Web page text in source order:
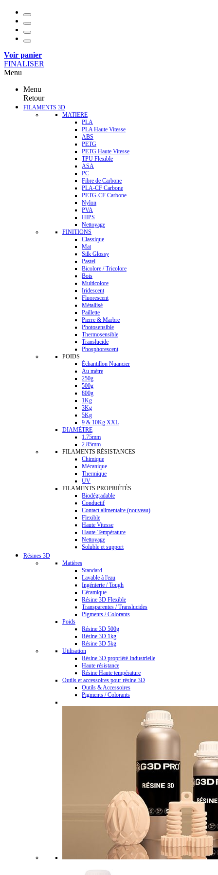
Voir panier
FINALISER
Menu
Menu
Retour
FILAMENTS 3D
MATIERE
PLA
PLA Haute Vitesse
ABS
PETG
PETG Haute Vitesse
TPU Flexible
ASA
PC
Fibre de Carbone
PLA-CF Carbone
PETG-CF Carbone
Nylon
PVA
HIPS
Nettoyage
FINITIONS
Classique
Mat
Silk Glossy
Pastel
Bicolore / Tricolore
Bois
Multicolore
Iridescent
Fluorescent
Métallisé
Paillette
Pierre & Marbre
Photosensible
Thermosensible
Translucide
Phosphorescent
POIDS
Échantillon Nuancier
Au mètre
250g
500g
800g
1Kg
3Kg
5Kg
9 & 10Kg XXL
DIAMÈTRE
1.75mm
2.85mm
FILAMENTS RÉSISTANCES
Chimique
Mécanique
Thermique
UV
FILAMENTS PROPRIÉTÉS
Biodégradable
Conductif
Contact alimentaire (nouveau)
Flexible
Haute Vitesse
Haute-Température
Nettoyage
Soluble et support
Résines 3D
Matières
Standard
Lavable à l'eau
Ingénierie / Tough
Céramique
Résine 3D Flexible
Transparentes / Translucides
Pigments / Colorants
Poids
Résine 3D 500g
Résine 3D 1kg
Résine 3D 5kg
Utilisation
Résine 3D propriété Industrielle
Haute résistance
Résine Haute température
Outils et accessoires pour résine 3D
Outils & Accessoires
Pigments / Colorants